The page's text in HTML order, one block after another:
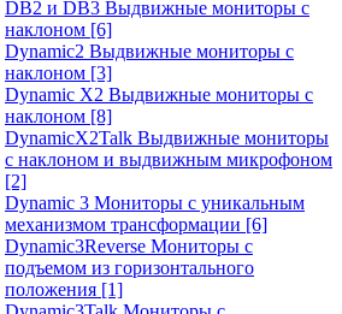
DB2 и DB3 Выдвижные мониторы с
наклоном [6]
Dynamic2 Выдвижные мониторы с
наклоном [3]
Dynamic X2 Выдвижные мониторы с
наклоном [8]
DynamicX2Talk Выдвижные мониторы
с наклоном и выдвижным микрофоном
[2]
Dynamic 3 Мониторы с уникальным
механизмом трансформации [6]
Dynamic3Reverse Мониторы с
подъемом из горизонтального
положения [1]